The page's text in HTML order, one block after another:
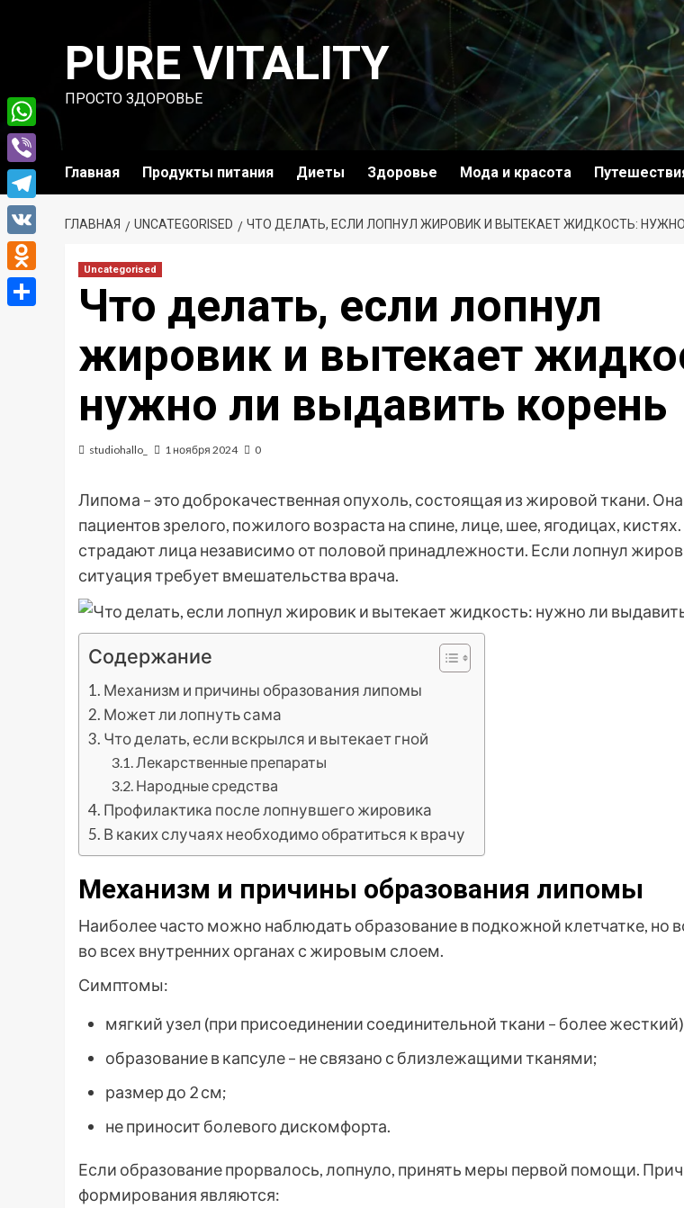
содержимомуPURE VITALITY
ПРОСТО ЗДОРОВЬЕ
Главная Продукты питания Диеты Здоровье Мода и красота
ГЛАВНАЯ UNCATEGORISED ЧТО ДЕЛАТЬ, ЕСЛИ ЛОПНУЛ ЖИРОВИК И ВЫТЕКАЕТ ЖИДКОСТЬ:
Uncategorised
Что делать, если лопнул
жировик и вытекает
нужно ли выдавить корень
studiohallo_ 1 ноября 2024 0
Липома – это доброкачественная опухоль, состоящая из жировой ткани. Она
пациентов зрелого, пожилого возраста на спине, лице, шее, ягодицах,
страдают лица независимо от половой принадлежности. Если лопнул
ситуация требует вмешательства врача.
Содержание
Механизм и причины образования липомы
Может ли лопнуть сама
Что делать, если вскрылся и вытекает гной
Лекарственные препараты
Народные средства
Профилактика после лопнувшего жировика
В каких случаях необходимо обратиться к врачу
Механизм и причины образования липомы
Наиболее часто можно наблюдать образование в подкожной клетчатке, но
во всех внутренних органах с жировым слоем.
Симптомы:
мягкий узел (при присоединении соединительной ткани – более
образование в капсуле – не связано с близлежащими тканями;
размер до 2 см;
не приносит болевого дискомфорта.
Если образование прорвалось, лопнуло, принять меры первой помощи.
формирования являются:
WhatsApp
Viber
Telegram
VK
Odnoklassniki